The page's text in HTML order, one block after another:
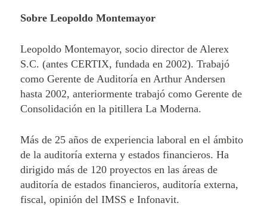
Sobre Leopoldo Montemayor
Leopoldo Montemayor, socio director de Alerex
S.C. (antes CERTIX, fundada en 2002). Trabajó
como Gerente de Auditoría en Arthur Andersen
hasta 2002, anteriormente trabajó como Gerente de
Consolidación en la pitillera La Moderna.
Más de 25 años de experiencia laboral en el ámbito
de la auditoría externa y estados financieros. Ha
dirigido más de 120 proyectos en las áreas de
auditoría de estados financieros, auditoría externa,
fiscal, opinión del IMSS e Infonavit.